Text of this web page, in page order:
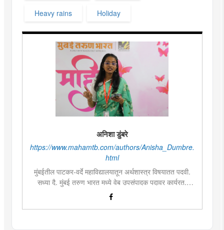
Heavy rains Holiday
अनिशा डुंबरे
https://www.mahamtb.com/authors/Anisha_Dumbre.
html
मुंबईतील पाटकर-वर्दे महाविद्यालयातून अर्थशास्त्र विषयातत पदवी.
सध्या दै. मुंबई तरुण भारत मध्ये वेब उपसंपादक पदावर कार्यरत.
लिखाण, वाचन आणि निवेदनाची विशेष आवड. मराठी साहित्य,
इतिहास, राजकारण, आणि मनोरंजन विषयांत रस. महाविद्यालयीन